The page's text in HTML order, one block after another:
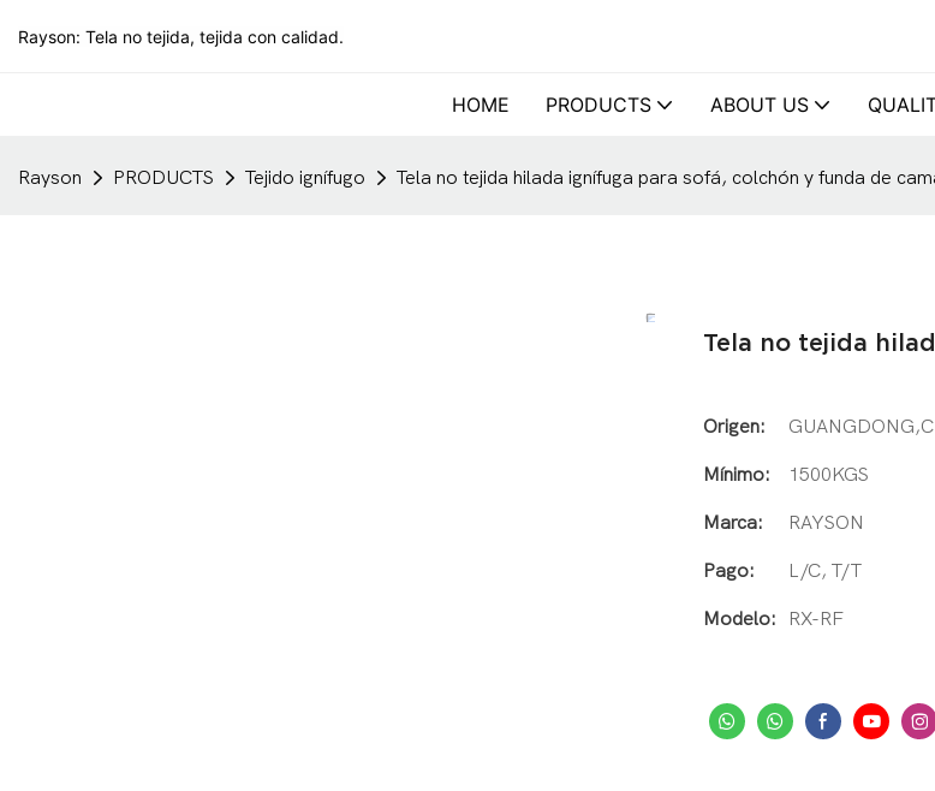
Rayson: Tela no tejida, tejida con calidad.
HOME PRODUCTS ABOUT US
Rayson PRODUCTS Tejido ignífugo Tela no tejida hilada ignífuga para sofá, colchón y funda de
Tela no tejida
Origen:
Mínimo: 1500KGS
Marca: RAYSON
Pago: L/C, T/T
Modelo: RX-RF